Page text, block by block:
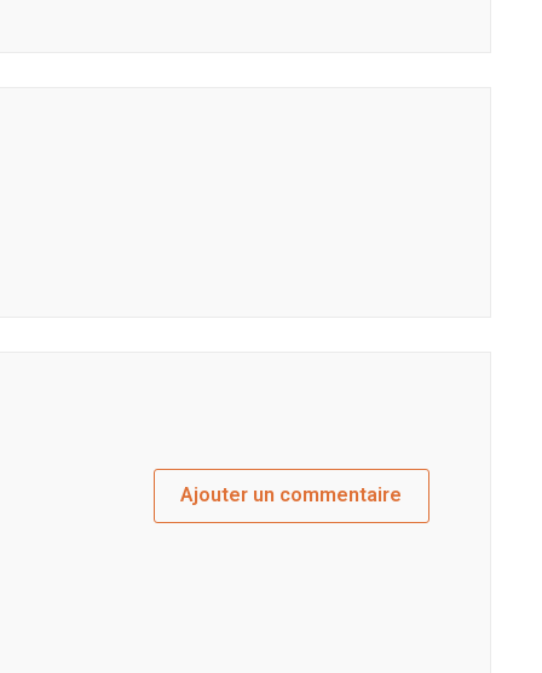
Ajouter un commentaire